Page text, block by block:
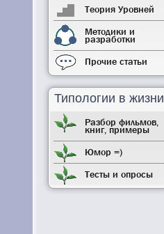
Теория Уровней
Методики и
разработки
Прочие статьи
Типологии в жизни
Разбор фильмов,
книг, примеры
Юмор =)
Тесты и опросы